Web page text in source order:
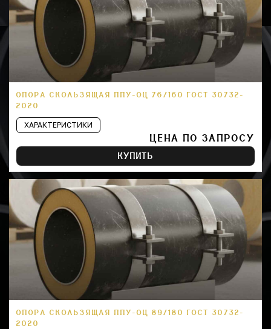
ОПОРА СКОЛЬЗЯЩАЯ ППУ-ОЦ 76/160 ГОСТ 30732-
2020
ХАРАКТЕРИСТИКИ
ЦЕНА ПО ЗАПРОСУ
КУПИТЬ
ОПОРА СКОЛЬЗЯЩАЯ ППУ-ОЦ 89/180 ГОСТ 30732-
2020